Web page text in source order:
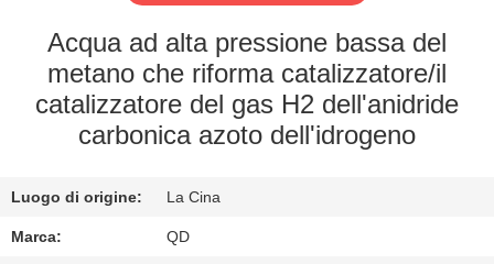
FABBRICA
CONTROLLO
CONTATTICI
Acqua ad alta pressione bassa del
metano che riforma catalizzatore/il
catalizzatore del gas H2 dell'anidride
carbonica azoto dell'idrogeno
Luogo di origine: La Cina
Marca: QD